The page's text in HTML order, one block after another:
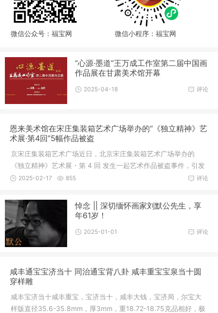
微信公众号：福宝网 微信小程序：福宝网
“心源·墨道”王万成工作室第二届中国画
作品展在甘肃美术馆开幕
评论
2025-04-18
恩来美术馆在宋庄集装箱艺术广场举办的“《独立精神》艺
术展·第4回”5幅作品被盗
京宋庄集装箱艺术广场近日，北京宋庄集装箱艺术广场举办的
《独立精神》艺术展・第 4 回 发生一起艺术作品被盗事件，引发
广泛关
评论
2025-02-17 855
悼念 || 深切缅怀画家刘默公先生，享
年61岁！
评论
2025-01-01
咸丰通宝宝济当十 同治通宝背八卦 咸丰重宝宝泉当十圆
穿样雕
咸丰宝济当十咸丰重宝，宝济当十，咸丰大钱，宝济局，尔宝大
样版直径35.6-35.8mm，厚3mm，重18.72-18.75克品相好，极